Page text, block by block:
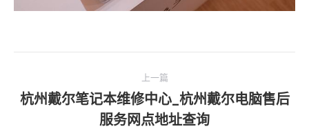
章
上一篇
上
一
杭州戴尔笔记本维修中心_杭州戴尔电脑售后
服务网点地址查询